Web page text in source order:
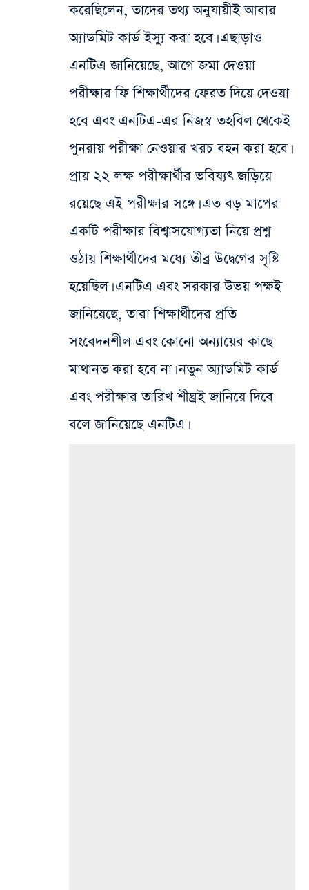
করেছিলেন, তাদের তথ্য অনুযায়ীই আবার
অ্যাডমিট কার্ড ইস্যু করা হবে। এছাড়াও
এনটিএ জানিয়েছে, আগে জমা দেওয়া
পরীক্ষার ফি শিক্ষার্থীদের ফেরত দিয়ে দেওয়া
হবে এবং এনটিএ-এর নিজস্ব তহবিল থেকেই
পুনরায় পরীক্ষা নেওয়ার খরচ বহন করা হবে।
প্রায় ২২ লক্ষ পরীক্ষার্থীর ভবিষ্যৎ জড়িয়ে
রয়েছে এই পরীক্ষার সঙ্গে। এত বড় মাপের
একটি পরীক্ষার বিশ্বাসযোগ্যতা নিয়ে প্রশ্ন
ওঠায় শিক্ষার্থীদের মধ্যে তীব্র উদ্বেগের সৃষ্টি
হয়েছিল। এনটিএ এবং সরকার উভয় পক্ষই
জানিয়েছে, তারা শিক্ষার্থীদের প্রতি
সংবেদনশীল এবং কোনো অন্যায়ের কাছে
মাথানত করা হবে না। নতুন অ্যাডমিট কার্ড
এবং পরীক্ষার তারিখ শীঘ্রই জানিয়ে দিবে
বলে জানিয়েছে এনটিএ।